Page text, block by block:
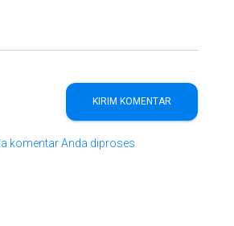
komentar Anda diproses